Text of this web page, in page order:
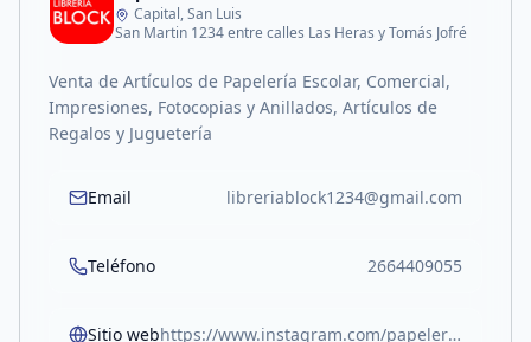
Capital, San Luis
San Martin 1234 entre calles Las Heras y Tomás Jofré
Venta de Artículos de Papelería Escolar, Comercial,
Impresiones, Fotocopias y Anillados, Artículos de
Regalos y Juguetería
Email libreriablock1234@gmail.com
Teléfono 2664409055
Sitio web https://www.instagram.com/papeleriablock.sl?igsh=MW05Z3RocjUwOTlvOA%3D%3D